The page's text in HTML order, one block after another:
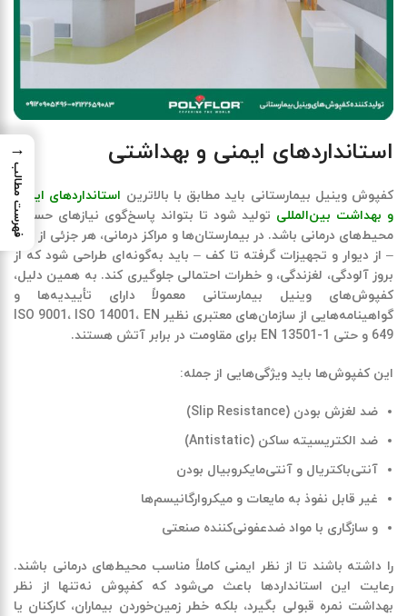
استانداردهای ایمنی و بهداشتی
کفپوش وینیل بیمارستانی باید مطابق با بالاترین استانداردهای ایمنی
و بهداشت بین‌المللی تولید شود تا بتواند پاسخ‌گوی نیازهای حساس
محیط‌های درمانی باشد. در بیمارستان‌ها و مراکز درمانی، هر جزئی از فضا
– از دیوار و تجهیزات گرفته تا کف – باید به‌گونه‌ای طراحی شود که از
بروز آلودگی، لغزندگی، و خطرات احتمالی جلوگیری کند. به همین دلیل،
کفپوش‌های وینیل بیمارستانی معمولاً دارای تأییدیه‌ها و
گواهینامه‌هایی از سازمان‌های معتبری نظیر
ISO 9001، ISO 14001، EN
649 و حتی EN 13501-1 برای مقاومت در برابر آتش هستند.
این کفپوش‌ها باید ویژگی‌هایی از جمله:
ضد لغزش بودن (Slip Resistance)
ضد الکتریسیته ساکن (Antistatic)
آنتی‌باکتریال و آنتی‌مایکروبیال بودن
غیر قابل نفوذ به مایعات و میکروارگانیسم‌ها
و سازگاری با مواد ضدعفونی‌کننده صنعتی
را داشته باشند تا از نظر ایمنی کاملاً مناسب محیط‌های درمانی باشند.
رعایت این استانداردها باعث می‌شود که کفپوش نه‌تنها از نظر
بهداشت نمره قبولی بگیرد، بلکه خطر زمین‌خوردن بیماران، کارکنان یا
→
فهرست مطالب